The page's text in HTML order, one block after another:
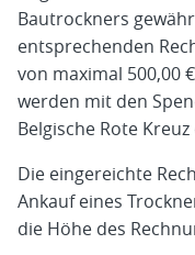
Bautrockners
entsprechenden
von maximal 500,00
werden mit den
Belgische Rote
Die eingereichte
Ankauf eines
die Höhe des